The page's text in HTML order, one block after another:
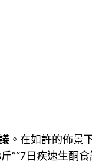
。在如許的佈景
”“7日疾速生酮